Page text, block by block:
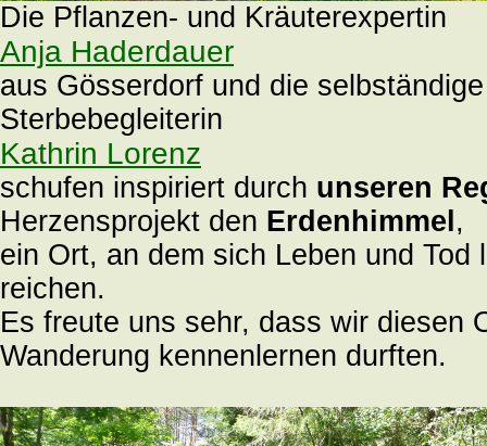
Die Pflanzen- und Kräuterexpertin
Anja Haderdauer
aus Gösserdorf und die
Sterbebegleiterin
Kathrin Lorenz
schufen inspiriert durch unseren
Herzensprojekt den Erdenhimmel ,
ein Ort, an dem sich Leben und Tod
reichen.
Es freute uns sehr, dass wir diesen
Wanderung kennenlernen durften.